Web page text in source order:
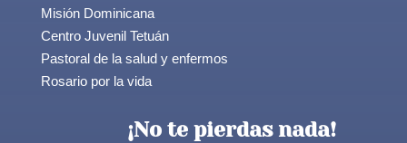
Misión Dominicana
Centro Juvenil Tetuán
Pastoral de la salud y enfermos
Rosario por la vida
¡No te pierdas nada!